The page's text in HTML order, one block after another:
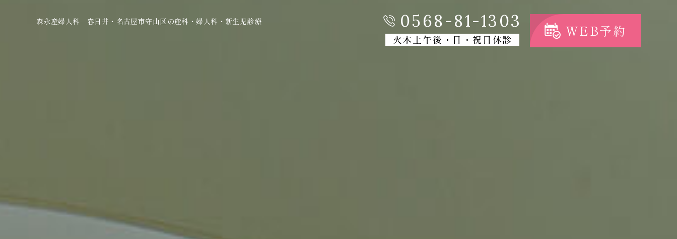
森永産婦人科 春日井・名古屋市守山区の産科・婦人科・新生児診療 0568-81-1303
火木土午後・日・祝日休診 WEB予約